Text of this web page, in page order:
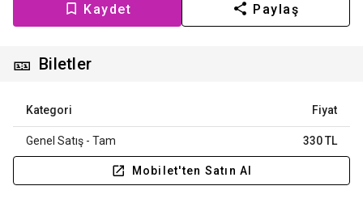
Kaydet Paylaş
🎫 Biletler
Kategori Fiyat
Genel Satış - Tam 330 TL
Mobilet'ten Satın Al